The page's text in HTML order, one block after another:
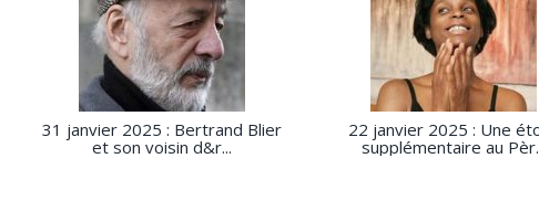
31 janvier 2025 : Bertrand Blier
et son voisin d&r...
22 janvier 2025 : Une
supplémentaire au